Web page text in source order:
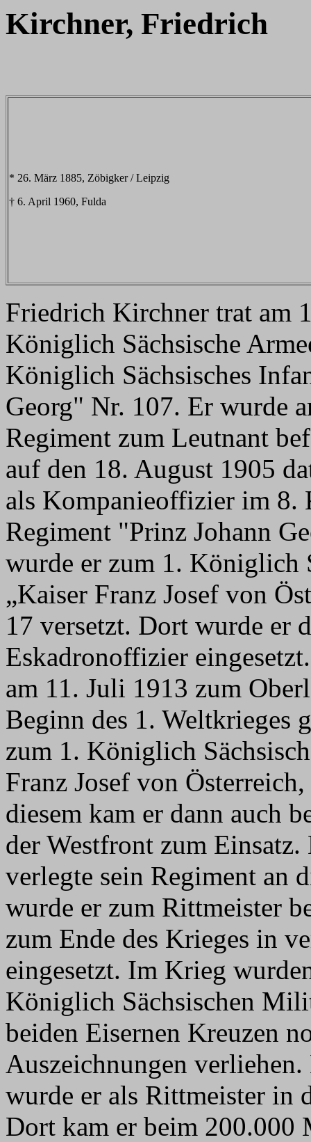
Kirchner, Friedrich
* 26. März 1885, Zöbigker / Leipzig
† 6. April 1960, Fulda
Friedrich Kirchner trat am
Königlich Sächsische
Königlich Sächsisches
Georg" Nr. 107. Er wurde
Regiment zum Leutnant
auf den 18. August 1905
als Kompanieoffizier im 8.
Regiment "Prinz Johann
wurde er zum 1. Königlich
„Kaiser Franz Josef von
17 versetzt. Dort wurde er
Eskadronoffizier
am 11. Juli 1913 zum
Beginn des 1. Weltkrieges
zum 1. Königlich
Franz Josef von
diesem kam er dann auch
der Westfront zum
verlegte sein Regiment an
wurde er zum Rittmeister
zum Ende des Krieges in
eingesetzt. Im Krieg
Königlich Sächsischen
beiden Eisernen Kreuzen
Auszeichnungen
wurde er als Rittmeister in
Dort kam er beim 200.000